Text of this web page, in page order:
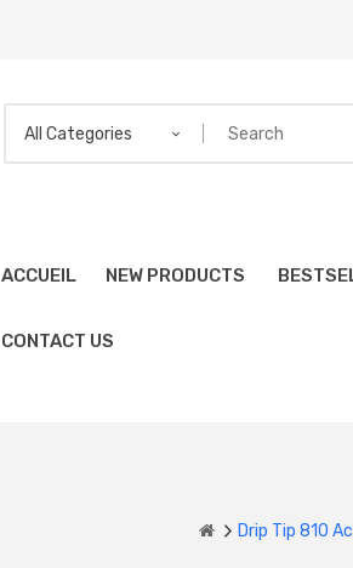
All Categories
ACCUEIL NEW PRODUCTS
CONTACT US
Drip Tip 810